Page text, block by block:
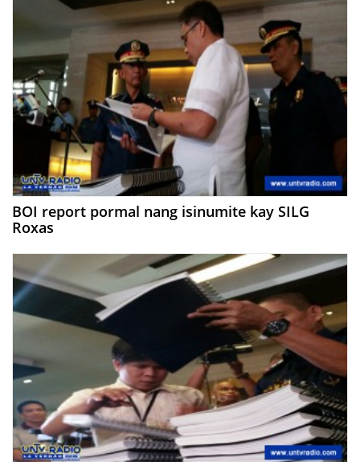
BOI report pormal nang isinumite kay SILG
Roxas